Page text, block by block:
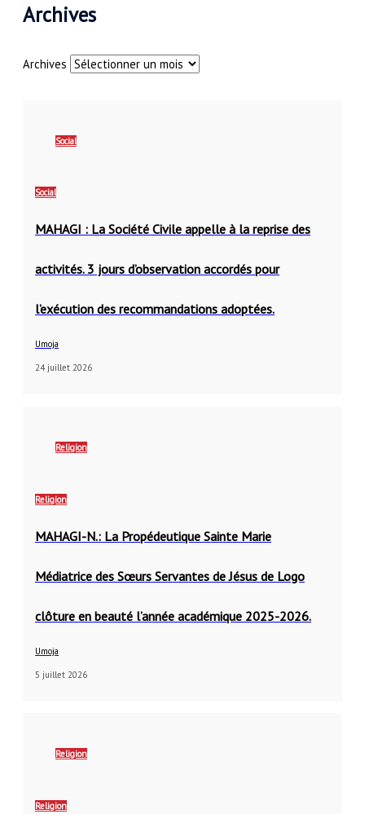
Archives
Archives
Social
Social
MAHAGI : La Société Civile appelle à la reprise des
activités. 3 jours d’observation accordés pour
l’exécution des recommandations adoptées.
Umoja
24 juillet 2026
Religion
Religion
MAHAGI-N.: La Propédeutique Sainte Marie
Médiatrice des Sœurs Servantes de Jésus de Logo
clôture en beauté l’année académique 2025-2026.
Umoja
5 juillet 2026
Religion
Religion